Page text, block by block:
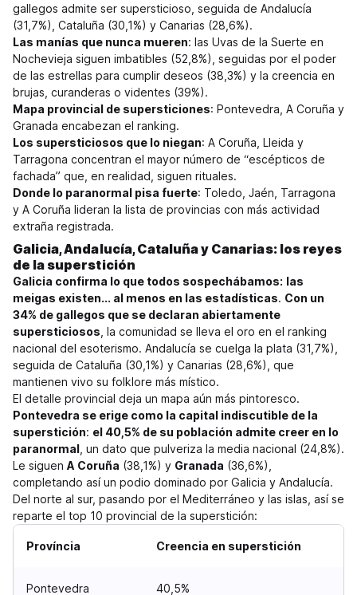
gallegos admite ser supersticioso, seguida de Andalucía
(31,7%), Cataluña (30,1%) y Canarias (28,6%).
Las manías que nunca mueren: las Uvas de la Suerte en
Nochevieja siguen imbatibles (52,8%), seguidas por el poder
de las estrellas para cumplir deseos (38,3%) y la creencia en
brujas, curanderas o videntes (39%).
Mapa provincial de supersticiones: Pontevedra, A Coruña y
Granada encabezan el ranking.
Los supersticiosos que lo niegan: A Coruña, Lleida y
Tarragona concentran el mayor número de “escépticos de
fachada” que, en realidad, siguen rituales.
Donde lo paranormal pisa fuerte: Toledo, Jaén, Tarragona
y A Coruña lideran la lista de provincias con más actividad
extraña registrada.
Galicia, Andalucía, Cataluña y Canarias: los reyes
de la superstición
Galicia confirma lo que todos sospechábamos: las
meigas existen... al menos en las estadísticas. Con un
34% de gallegos que se declaran abiertamente
supersticiosos , la comunidad se lleva el oro en el ranking
nacional del esoterismo. Andalucía se cuelga la plata (31,7%),
seguida de Cataluña (30,1%) y Canarias (28,6%), que
mantienen vivo su folklore más místico.
El detalle provincial deja un mapa aún más pintoresco.
Pontevedra se erige como la capital indiscutible de la
superstición: el 40,5% de su población admite creer en lo
paranormal , un dato que pulveriza la media nacional (24,8%).
Le siguen A Coruña (38,1%) y Granada (36,6%),
completando así un podio dominado por Galicia y Andalucía.
Del norte al sur, pasando por el Mediterráneo y las islas, así se
reparte el top 10 provincial de la superstición:
Província Creencia en superstición
Pontevedra 40,5%